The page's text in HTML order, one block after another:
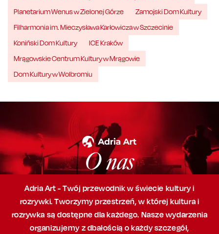
Planetarium Wenus w Zielonej Górze
Zamojski Dom Kultury
Filharmonia im. Mieczysława Karłowicza w Szczecinie
Koniński Dom Kultury
ICE Kraków
Mrągowskie Centrum Kultury w Mrągowie
Dom Kultury w Wolbromiu
O nas
Adria Art - Twój przewodnik w świecie kultury i
rozrywki. Tworzymy przestrzeń,w której kultura i
rozrywka są dostępne dla każdego. Nasze wydarzenia
organizujemy z dbałością o każdy szczegół,